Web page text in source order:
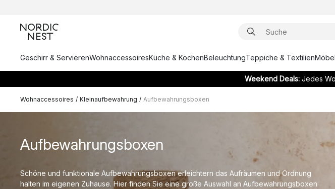
Geschirr & ServierenWohnaccessoiresKüche & KochenBeleuchtungTeppiche & TextilienMöbel
Weekend Deals:Jedes
Wohnaccessoires / Kleinaufbewahrung / Aufbewahrungsboxen
Aufbewahrungsboxen
Schöne und funktionale Aufbewahrungsboxen erleichtern das Aufräumen und Ordnung
halten im eigenen Zuhause. Hier finden Sie eine große Auswahl an Aufbewahrungsboxen